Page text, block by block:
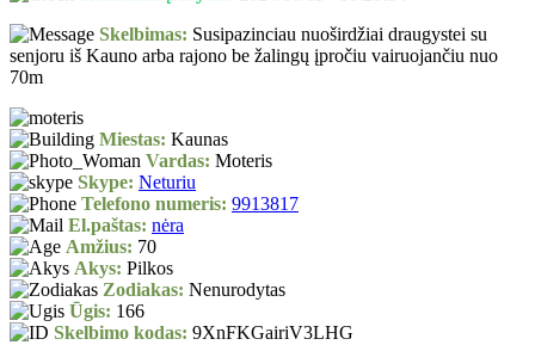
Skelbimas: Susipazinciau nuoširdžiai draugystei su
senjoru iš Kauno arba rajono be žalingų įpročiu vairuojančiu nuo
70m
Miestas: Kaunas
Vardas: Moteris
Skype: Neturiu
Telefono numeris: 9913817
El.paštas: nėra
Amžius: 70
Akys: Pilkos
Zodiakas: Nenurodytas
Ūgis: 166
Skelbimo kodas: 9XnFKGairiV3LHG